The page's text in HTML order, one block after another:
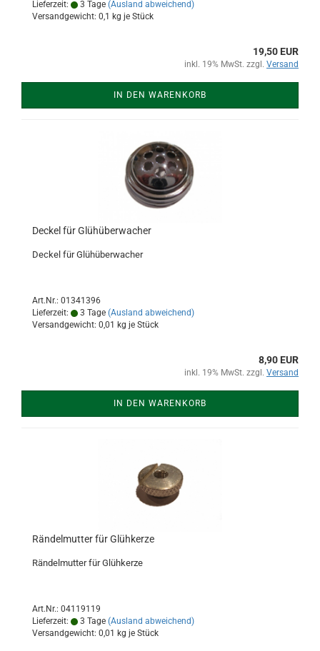
Lieferzeit:
3 Tage (Ausland abweichend)
Versandgewicht: 0,1 kg je Stück
19,50 EUR
inkl. 19% MwSt. zzgl. Versand
IN DEN WARENKORB
Deckel für Glühüberwacher
Deckel für Glühüberwacher
Art.Nr.: 01341396
Lieferzeit:
3 Tage (Ausland abweichend)
Versandgewicht: 0,01 kg je Stück
8,90 EUR
inkl. 19% MwSt. zzgl. Versand
IN DEN WARENKORB
Rändelmutter für Glühkerze
Rändelmutter für Glühkerze
Art.Nr.: 04119119
Lieferzeit:
3 Tage (Ausland abweichend)
Versandgewicht: 0,01 kg je Stück